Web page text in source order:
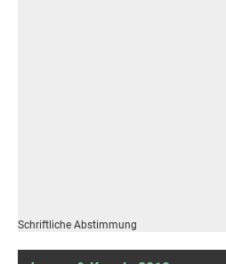
Schriftliche Abstimmung